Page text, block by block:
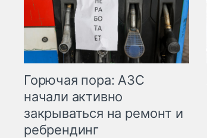
Горючая пора: АЗС
начали активно
закрываться на ремонт и
ребрендинг